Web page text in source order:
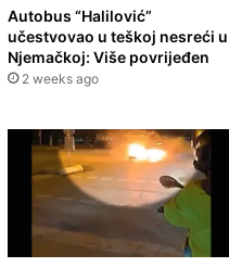
Autobus “Halilović”
učestvovao u teškoj nesreći u
Njemačkoj: Više povrijeđen
2 weeks ago